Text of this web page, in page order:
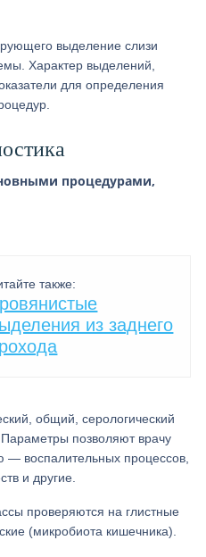
выделение слизи
Характер выделений,
для определения
процедурами,
также:
из заднего
общий, серологический
позволяют врачу
— воспалительных процессов,
и другие.
проверяются на глистные
(микробиота кишечника).